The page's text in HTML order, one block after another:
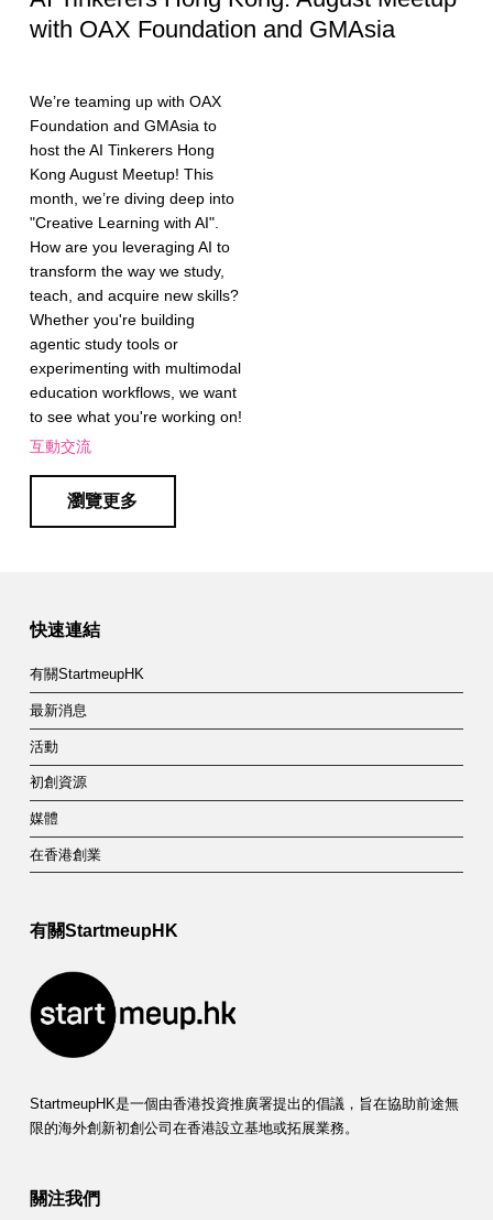
with OAX Foundation and GMAsia
We’re teaming up with OAX
Foundation and GMAsia to
host the AI Tinkerers Hong
Kong August Meetup! This
month, we’re diving deep into
"Creative Learning with AI".
How are you leveraging AI to
transform the way we study,
teach, and acquire new skills?
Whether you're building
agentic study tools or
experimenting with multimodal
education workflows, we want
to see what you're working on!
互動交流
瀏覽更多
快速連結
有關StartmeupHK
最新消息
活動
初創資源
媒體
在香港創業
有關StartmeupHK
StartmeupHK是一個由香港投資推廣署提出的倡議，旨在協助前途無
限的海外創新初創公司在香港設立基地或拓展業務。
關注我們